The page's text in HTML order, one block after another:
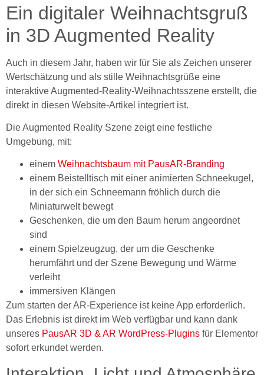
Ein digitaler Weihnachtsgruß
in 3D Augmented Reality
Auch in diesem Jahr, haben wir für Sie als Zeichen unserer
Wertschätzung und als stille Weihnachtsgrüße eine
interaktive Augmented-Reality-Weihnachtsszene erstellt, die
direkt in diesen Website-Artikel integriert ist.
Die Augmented Reality Szene zeigt eine festliche
Umgebung, mit:
einem Weihnachtsbaum mit PausAR-Branding
einem Beistelltisch mit einer animierten Schneekugel,
in der sich ein Schneemann fröhlich durch die
Miniaturwelt bewegt
Geschenken, die um den Baum herum angeordnet
sind
einem Spielzeugzug, der um die Geschenke
herumfährt und der Szene Bewegung und Wärme
verleiht
immersiven Klängen
Zum starten der AR-Experience ist keine App erforderlich.
Das Erlebnis ist direkt im Web verfügbar und kann dank
unseres PausAR 3D & AR WordPress-Plugins für Elementor
sofort erkundet werden.